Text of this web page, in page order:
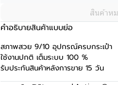
สินค้าห
คำอธิบายสินค้าแบบย่อ
สภาพสวย 9/10 อุปกรณ์ครบกระเป๋า
ใช้งานปกติ เต็มระบบ 100 %
รับประกันสินค้าหลังการขาย 15 วัน